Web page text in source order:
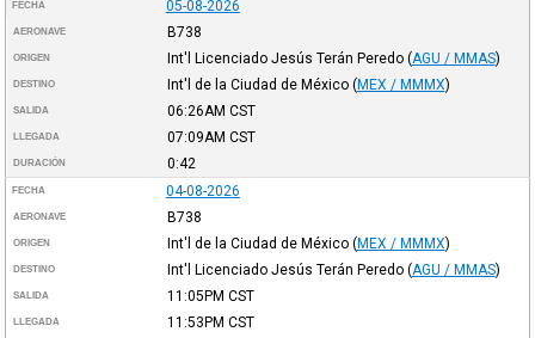
FECHA 05-08-2026
AERONAVE B738
ORIGEN Int'l Licenciado Jesús Terán Peredo (AGU / MMAS)
DESTINO Int'l de la Ciudad de México (MEX / MMMX)
SALIDA 06:26AM CST
LLEGADA 07:09AM CST
DURACIÓN 0:42
FECHA 04-08-2026
AERONAVE B738
ORIGEN Int'l de la Ciudad de México (MEX / MMMX)
DESTINO Int'l Licenciado Jesús Terán Peredo (AGU / MMAS)
SALIDA 11:05PM CST
LLEGADA 11:53PM CST